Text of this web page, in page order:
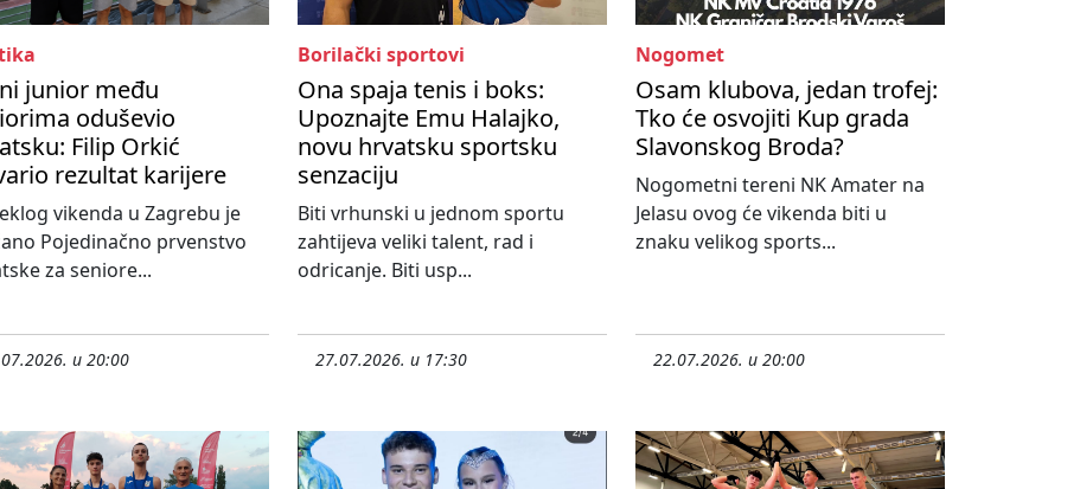
junior među
oduševio
Filip Orkić
rezultat karijere
vikenda u Zagrebu je
Pojedinačno prvenstvo
za seniore...
u 20:00
Borilački sportovi
Ona spaja tenis i boks:
Upoznajte Emu Halajko,
novu hrvatsku sportsku
senzaciju
Biti vrhunski u jednom sportu
zahtijeva veliki talent, rad i
odricanje. Biti usp...
27.07.2026. u 17:30
Nogomet
Osam klubova, jedan trofej:
Tko će osvojiti Kup grada
Slavonskog Broda?
Nogometni tereni NK Amater na
Jelasu ovog će vikenda biti u
znaku velikog sports...
22.07.2026. u 20:00